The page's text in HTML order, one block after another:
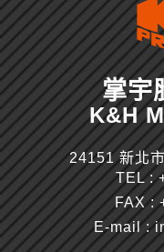
掌宇
K&H
24151 新北
TEL :
FAX :
E-mail :